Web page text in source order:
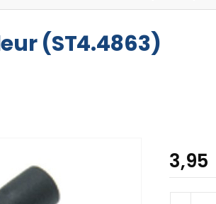
(ST4.4863)
3,95